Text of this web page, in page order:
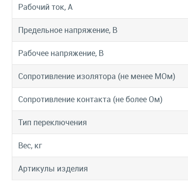
Рабочий ток, А
Предельное напряжение, В
Рабочее напряжение, В
Сопротивление изолятора (не менее МОм)
Сопротивление контакта (не более Ом)
Тип переключения
Вес, кг
Артикулы изделия